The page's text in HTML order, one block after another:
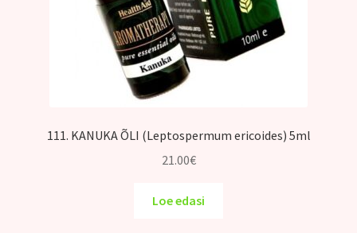
111. KANUKA ÕLI (Leptospermum ericoides) 5ml
21.00€
Loe edasi